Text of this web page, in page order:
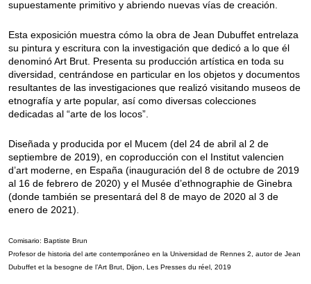
supuestamente primitivo y abriendo nuevas vías de creación.
Esta exposición muestra cómo la obra de Jean Dubuffet entrelaza
su pintura y escritura con la investigación que dedicó a lo que él
denominó Art Brut. Presenta su producción artística en toda su
diversidad, centrándose en particular en los objetos y documentos
resultantes de las investigaciones que realizó visitando museos de
etnografía y arte popular, así como diversas colecciones
dedicadas al “arte de los locos”.
Diseñada y producida por el Mucem (del 24 de abril al 2 de
septiembre de 2019), en coproducción con el Institut valencien
d’art moderne, en España (inauguración del 8 de octubre de 2019
al 16 de febrero de 2020) y el Musée d’ethnographie de Ginebra
(donde también se presentará del 8 de mayo de 2020 al 3 de
enero de 2021).
Comisario: Baptiste Brun
Profesor de historia del arte contemporáneo en la Universidad de Rennes 2, autor de Jean
Dubuffet et la besogne de l’Art Brut, Dijon, Les Presses du réel, 2019